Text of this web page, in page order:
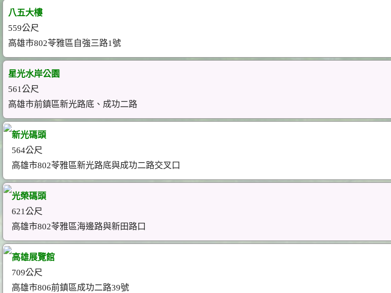
八五大樓
559公尺
高雄市802苓雅區自強三路1號
星光水岸公園
561公尺
高雄市前鎮區新光路底、成功二路
新光碼頭
564公尺
高雄市802苓雅區新光路底與成功二路交叉口
光榮碼頭
621公尺
高雄市802苓雅區海邊路與新田路口
高雄展覽館
709公尺
高雄市806前鎮區成功二路39號